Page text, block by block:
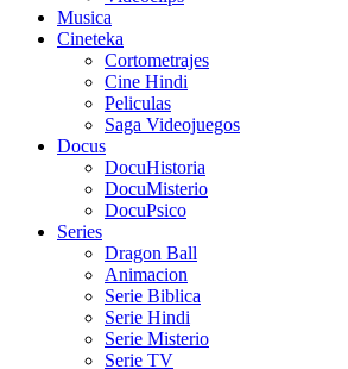
Musica
Cineteka
Cortometrajes
Cine Hindi
Peliculas
Saga Videojuegos
Docus
DocuHistoria
DocuMisterio
DocuPsico
Series
Dragon Ball
Animacion
Serie Biblica
Serie Hindi
Serie Misterio
Serie TV